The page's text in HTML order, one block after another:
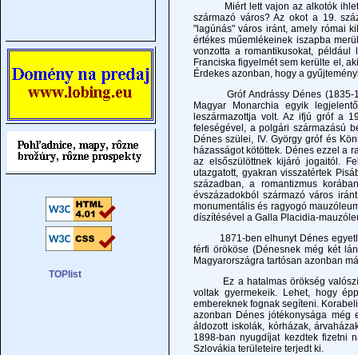
Miért lett vajon az alkotók
származó város? Az okot a 19.
"lagúnás" város iránt, amely római
értékes műemlékeinek iszapba
vonzotta a romantikusokat,
Franciska figyelmét sem kerülte el,
Érdekes azonban, hogy a
Gróf Andrássy Dénes (1835-
Magyar Monarchia egyik
leszármazottja volt. Az ifjú gróf a
feleségével, a polgári származású
Dénes szülei, IV. György gróf és
házasságot kötöttek. Dénes ezzel a
az elsőszülöttnek kijáró jogaitól.
utazgatott, gyakran visszatértek
században, a romantizmus
évszázadokból származó város
monumentális és ragyogó
díszítésével a Galla Placidia-
1871-ben elhunyt Dénes
férfi örököse (Dénesnek még két
Magyarországra tartósan azonban
Ez a hatalmas örökség
voltak gyermekeik. Lehet, hogy
embereknek fognak segíteni.
azonban Dénes jótékonysága még
áldozott iskolák, kórházak,
1898-ban nyugdíjat kezdtek fizetni
Szlovákia területeire terjedt ki.